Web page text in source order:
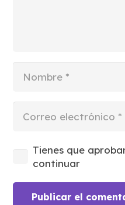
Tienes que
continuar
Publicar el